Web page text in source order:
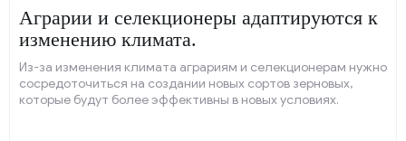
Аграрии и селекционеры адаптируются к
изменению климата.
Из-за изменения климата аграриям и селекционерам нужно
сосредоточиться на создании новых сортов зерновых,
которые будут более эффективны в новых условиях.